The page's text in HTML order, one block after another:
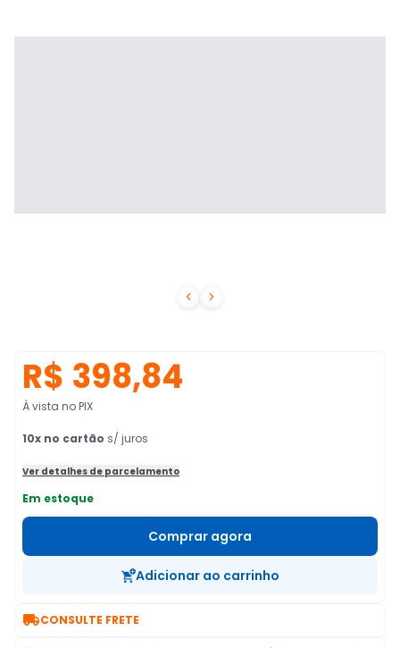
 
R$ 398,84
À vista no PIX
10x no cartão s/ juros
Ver detalhes de parcelamento
Em estoque
Comprar agora
Adicionar ao carrinho
CONSULTE FRETE